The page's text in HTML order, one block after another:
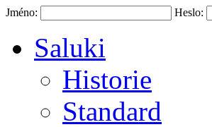
Jméno: Heslo:
Saluki
Historie
Standard